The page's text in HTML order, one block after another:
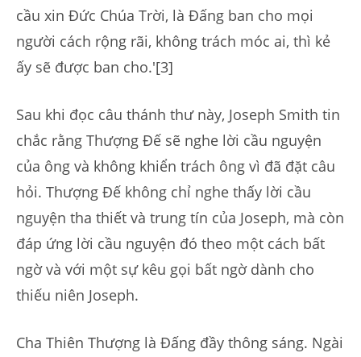
cầu xin Đức Chúa Trời, là Đấng ban cho mọi
người cách rộng rãi, không trách móc ai, thì kẻ
ấy sẽ được ban cho.'[3]
Sau khi đọc câu thánh thư này, Joseph Smith tin
chắc rằng Thượng Đế sẽ nghe lời cầu nguyện
của ông và không khiển trách ông vì đã đặt câu
hỏi. Thượng Đế không chỉ nghe thấy lời cầu
nguyện tha thiết và trung tín của Joseph, mà còn
đáp ứng lời cầu nguyện đó theo một cách bất
ngờ và với một sự kêu gọi bất ngờ dành cho
thiếu niên Joseph.
Cha Thiên Thượng là Đấng đầy thông sáng. Ngài